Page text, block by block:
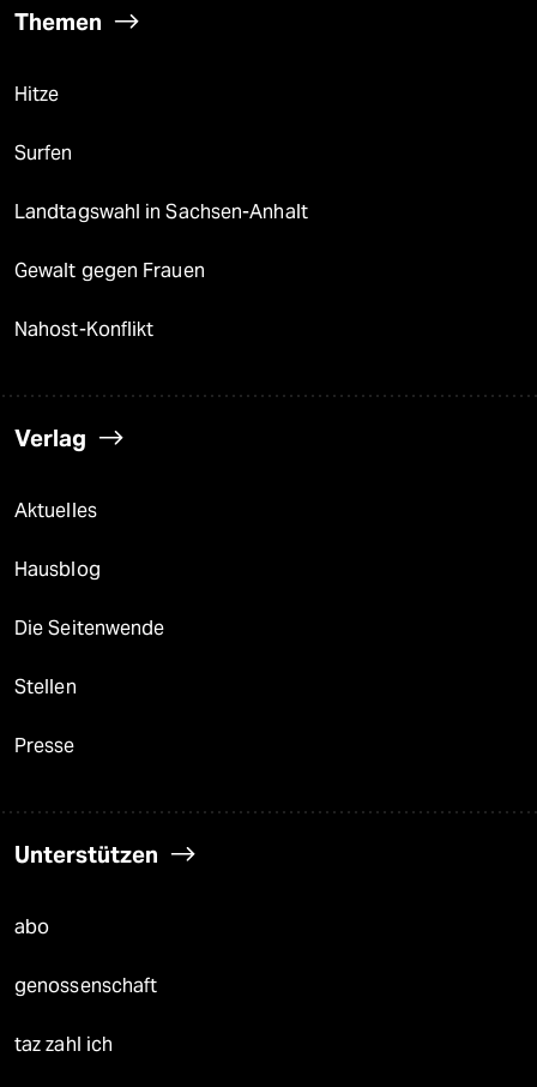
Themen
Hitze
Surfen
Landtagswahl in Sachsen-Anhalt
Gewalt gegen Frauen
Nahost-Konflikt
Verlag
Aktuelles
Hausblog
Die Seitenwende
Stellen
Presse
Unterstützen
abo
genossenschaft
taz zahl ich